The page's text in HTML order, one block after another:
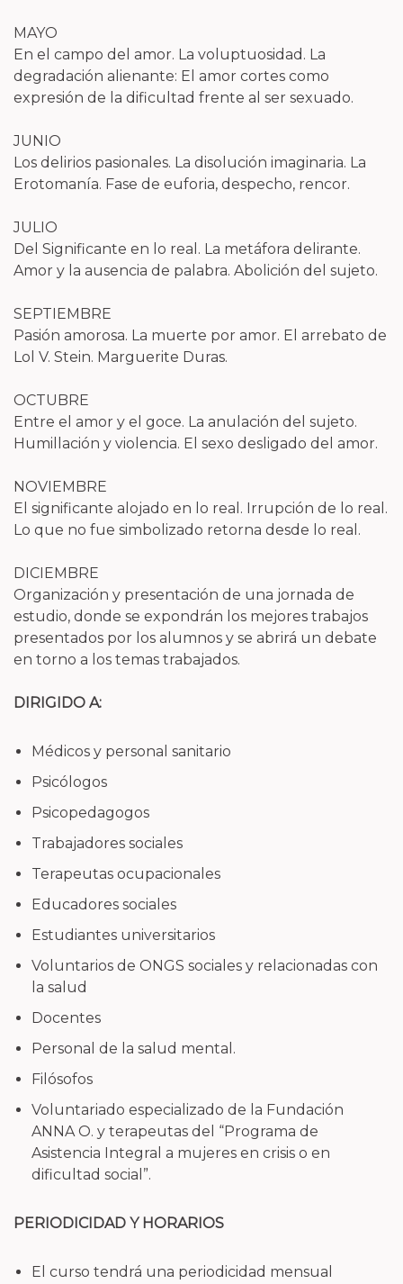
MAYO
En el campo del amor. La voluptuosidad. La
degradación alienante: El amor cortes como
expresión de la dificultad frente al ser sexuado.
JUNIO
Los delirios pasionales. La disolución imaginaria. La
Erotomanía. Fase de euforia, despecho, rencor.
JULIO
Del Significante en lo real. La metáfora delirante.
Amor y la ausencia de palabra. Abolición del sujeto.
SEPTIEMBRE
Pasión amorosa. La muerte por amor. El arrebato de
Lol V. Stein. Marguerite Duras.
OCTUBRE
Entre el amor y el goce. La anulación del sujeto.
Humillación y violencia. El sexo desligado del amor.
NOVIEMBRE
El significante alojado en lo real. Irrupción de lo real.
Lo que no fue simbolizado retorna desde lo real.
DICIEMBRE
Organización y presentación de una jornada de
estudio, donde se expondrán los mejores trabajos
presentados por los alumnos y se abrirá un debate
en torno a los temas trabajados.
DIRIGIDO A:
Médicos y personal sanitario
Psicólogos
Psicopedagogos
Trabajadores sociales
Terapeutas ocupacionales
Educadores sociales
Estudiantes universitarios
Voluntarios de ONGS sociales y relacionadas con
la salud
Docentes
Personal de la salud mental.
Filósofos
Voluntariado especializado de la Fundación
ANNA O. y terapeutas del “Programa de
Asistencia Integral a mujeres en crisis o en
dificultad social”.
PERIODICIDAD Y HORARIOS
El curso tendrá una periodicidad mensual